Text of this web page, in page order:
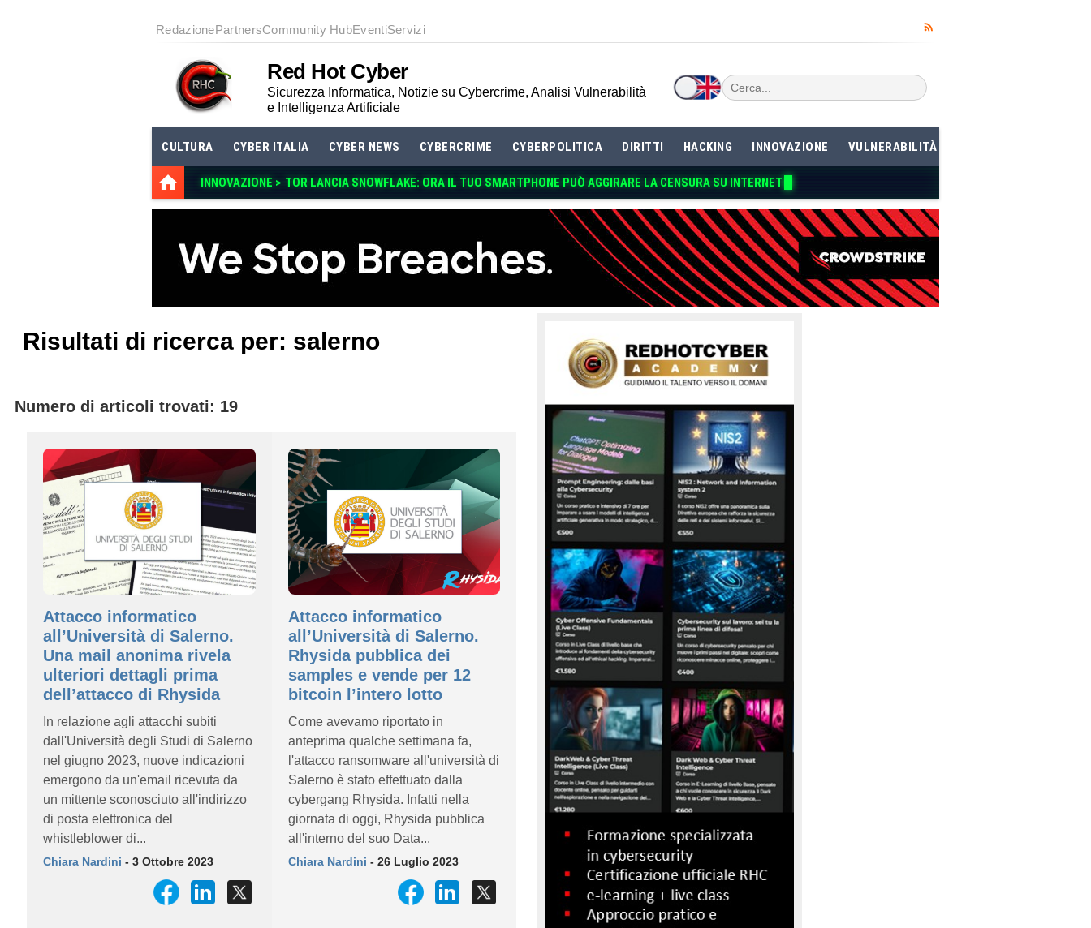
RedazionePartnersCommunity HubEventiServizi
Red Hot Cyber
Sicurezza Informatica, Notizie su Cybercrime, Analisi Vulnerabilità
e Intelligenza Artificiale
CULTURA CYBER ITALIA CYBER NEWS CYBERCRIME CYBERPOLITICA DIRITTI HACKING INNOVAZIONE VULNERABILITÀ
INNOVAZIONE > TOR LANCIA SNOWFLAKE: ORA IL TUO SMARTPHONE PUÒ AGGIRARE LA CENSURA SU INTERNET
Risultati di ricerca per: salerno
Numero di articoli trovati: 19
Attacco informatico
all’Università di Salerno.
Una mail anonima rivela
ulteriori dettagli prima
dell’attacco di Rhysida
In relazione agli attacchi subiti
dall'Università degli Studi di Salerno
nel giugno 2023, nuove indicazioni
emergono da un'email ricevuta da
un mittente sconosciuto all'indirizzo
di posta elettronica del
whistleblower di...
Chiara Nardini - 3 Ottobre 2023
Attacco informatico
all’Università di Salerno.
Rhysida pubblica dei
samples e vende per 12
bitcoin l’intero lotto
Come avevamo riportato in
anteprima qualche settimana fa,
l'attacco ransomware all'università di
Salerno è stato effettuato dalla
cybergang Rhysida. Infatti nella
giornata di oggi, Rhysida pubblica
all'interno del suo Data...
Chiara Nardini - 26 Luglio 2023